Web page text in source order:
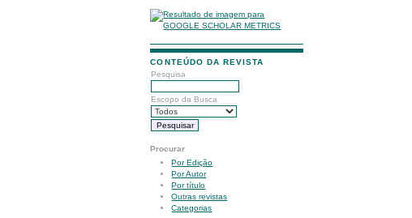
CONTEÚDO DA REVISTA
Pesquisa
Escopo da Busca
Procurar
Por Edição
Por Autor
Por título
Outras revistas
Categorias